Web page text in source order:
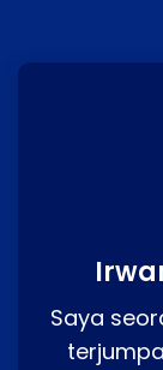
Saya